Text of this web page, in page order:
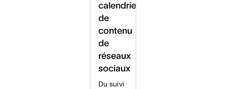
calendrier
de
contenu
de
réseaux
sociaux
Du suivi